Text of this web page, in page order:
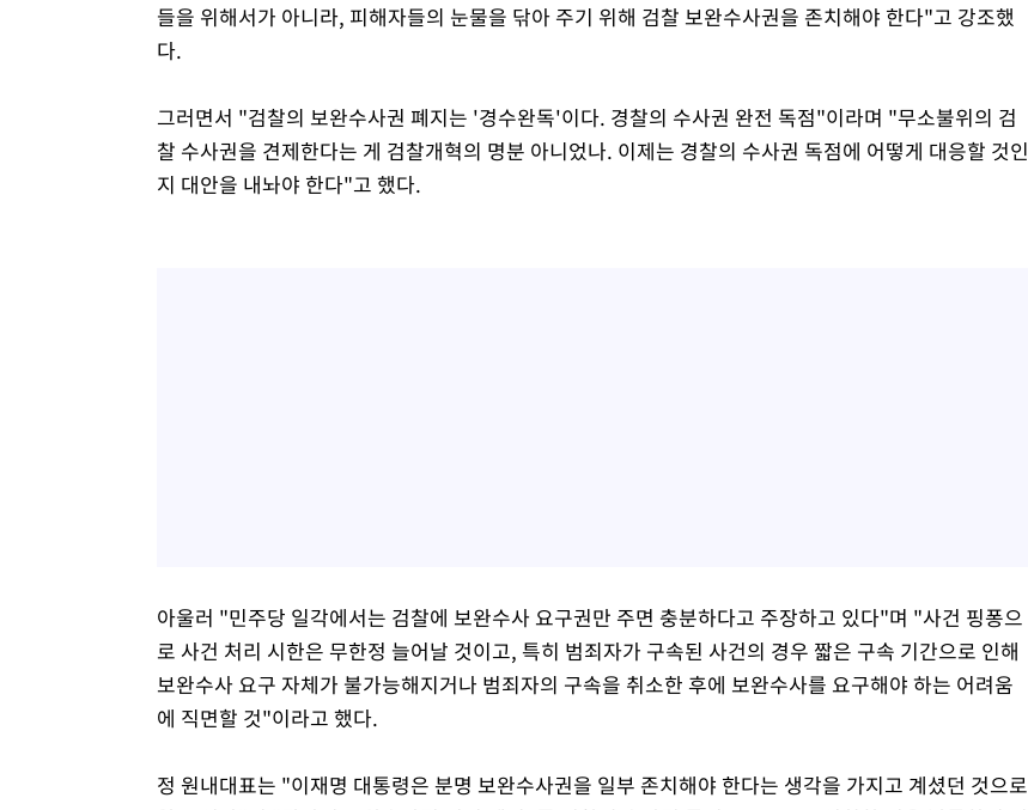
들을 위해서가 아니라, 피해자들의 눈물을 닦아 주기 위해 검찰 보완수사권을 존치해야 한다"고 강조했
다.
그러면서 "검찰의 보완수사권 폐지는 '경수완독'이다. 경찰의 수사권 완전 독점"이라며 "무소불위의 검
찰 수사권을 견제한다는 게 검찰개혁의 명분 아니었나. 이제는 경찰의 수사권 독점에 어떻게 대응할 것인
지 대안을 내놔야 한다"고 했다.
아울러 "민주당 일각에서는 검찰에 보완수사 요구권만 주면 충분하다고 주장하고 있다"며 "사건 핑퐁으
로 사건 처리 시한은 무한정 늘어날 것이고, 특히 범죄자가 구속된 사건의 경우 짧은 구속 기간으로 인해
보완수사 요구 자체가 불가능해지거나 범죄자의 구속을 취소한 후에 보완수사를 요구해야 하는 어려움
에 직면할 것"이라고 했다.
정 원내대표는 "이재명 대통령은 분명 보완수사권을 일부 존치해야 한다는 생각을 가지고 계셨던 것으로